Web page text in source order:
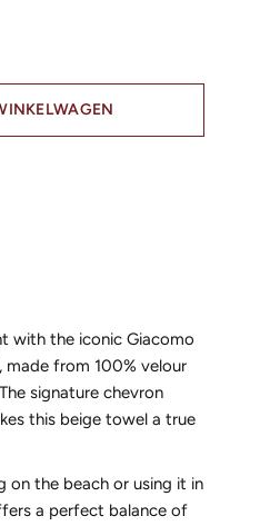
with the iconic Giacomo
made from 100% velour
signature chevron
this beige towel a true
on the beach or using it in
a perfect balance of